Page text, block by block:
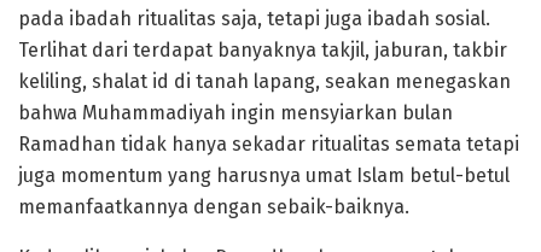
pada ibadah ritualitas saja, tetapi juga ibadah sosial.
Terlihat dari terdapat banyaknya takjil, jaburan, takbir
keliling, shalat id di tanah lapang, seakan menegaskan
bahwa Muhammadiyah ingin mensyiarkan bulan
Ramadhan tidak hanya sekadar ritualitas semata tetapi
juga momentum yang harusnya umat Islam betul-betul
memanfaatkannya dengan sebaik-baiknya.